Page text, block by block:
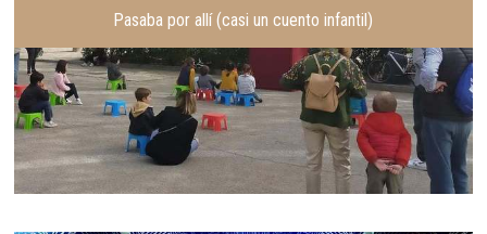
Pasaba por allí (casi un cuento infantil)